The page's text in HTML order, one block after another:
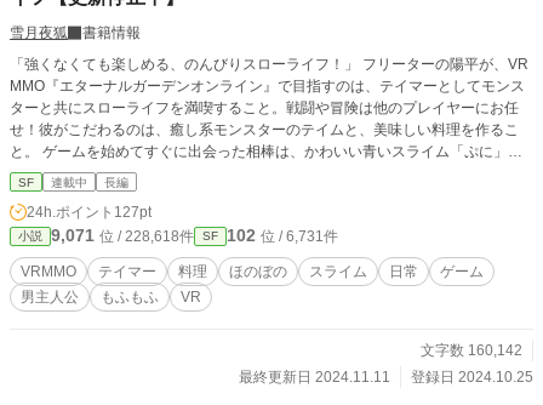
雪月夜狐
書籍情報
「強くなくても楽しめる、のんびりスローライフ！」 フリーターの陽平が、VR
MMO『エターナルガーデンオンライン』で目指すのは、テイマーとしてモンス
ターと共にスローライフを満喫すること。戦闘や冒険は他のプレイヤーにお任
せ！彼がこだわるのは、癒し系モンスターのテイムと、美味しい料理を作るこ
と。 ゲームを始めてすぐに出会った相棒は、かわいい青いスライム「ぷに」。
畑仕事に付き合ったり、料理を手伝ったり、のんびりとした毎日が続く……はず
だったけれど、テイムしたモンスターが思わぬ成長を見せたり、謎の大型イベン
トに巻き込まれたりと、少しずつ非日常もやってくる？ モンスター牧場でスロ
ーライフ！料理とテイムを楽しみながら、異世界VRMMOでのんびり過ごすほの
ぼのストーリー。 スライムの「ぷに」と一緒に、あなただけのゆったり冒険、
始めませんか？ 他作品の詳細はこちら: 『転生特典：錬金術師スキルを習得しま
した！』 【https://www.alphapolis.co.jp/novel/297545791/906915890】 『辺境
SF 連載中 長編
24h.ポイント 127pt
小説 9,071 位 / 228,618件 SF 102 位 / 6,731件
VRMMO テイマー 料理 ほのぼの スライム 日常
ゲーム
男主人公
もふもふ VR
文字数 160,142
最終更新日 2024.11.11
登録日 2024.10.25